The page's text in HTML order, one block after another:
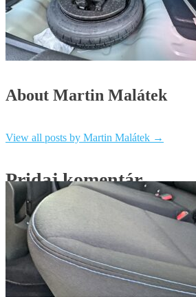
About Martin Malátek
View all posts by Martin Malátek →
Pridaj komentár
Vaša e-mailová adresa nebude zverejnená.
označené*
Komentár